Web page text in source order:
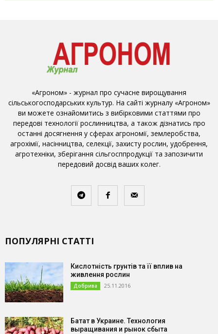
«Агроном» - журнал про сучасне вирощування
сільськогосподарських культур. На сайті журналу «Агроном»
ви можете ознайомитись з вибірковими статтями про
передові технології рослинництва, а також дізнатись про
останні досягнення у сферах агрономії, землеробства,
агрохімії, насінництва, селекції, захисту рослин, удобрення,
агротехніки, зберігання сільгосппродукції та запозичити
передовий досвід ваших колег.
ПОПУЛЯРНІ СТАТТІ
Кислотність грунтів та її вплив на
живлення рослин
Добрива 25.11.2016
Батат в Украине. Технология
выращивания и рынок сбыта